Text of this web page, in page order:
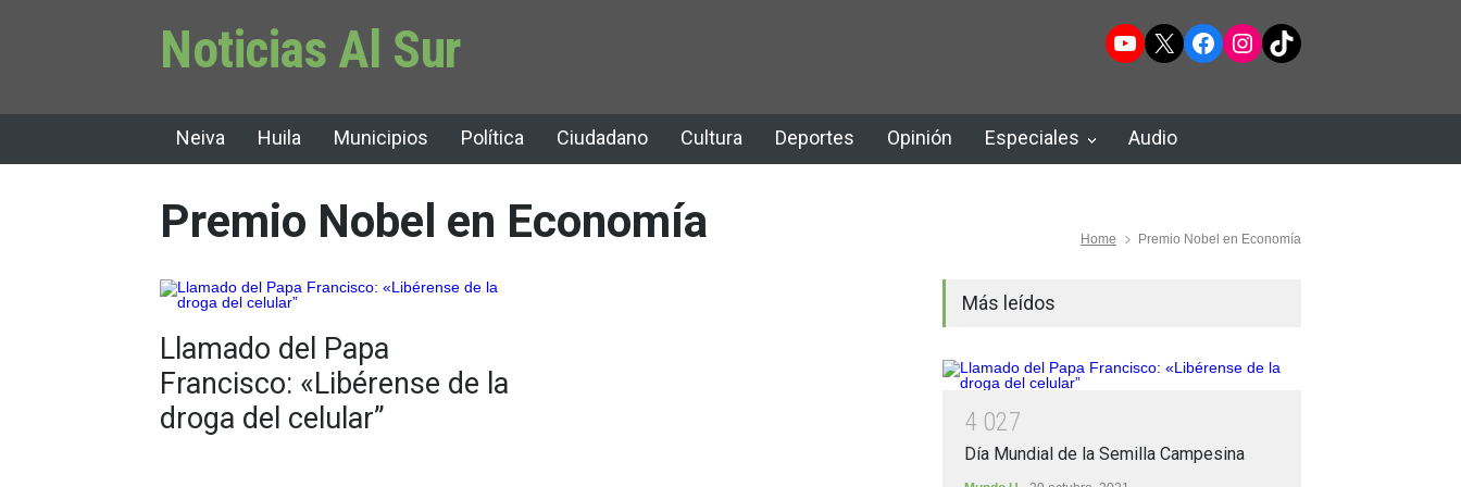
Noticias Al Sur YouTube
X Facebook
Instagram
TikTok
Neiva Huila Municipios Política Ciudadano Cultura Deportes Opinión Especiales Audio
Premio Nobel en Economía Home Premio Nobel en Economía
Llamado del Papa
Francisco: «Libérense de la
droga del celular”
Más leídos
4 027
Día Mundial de la Semilla Campesina